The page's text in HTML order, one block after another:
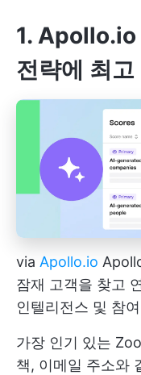
1.
전략에 최고
via Apollo.io
잠재 고객을 찾고
인텔리전스 및 참
가장 인기 있는
책, 이메일 주소와